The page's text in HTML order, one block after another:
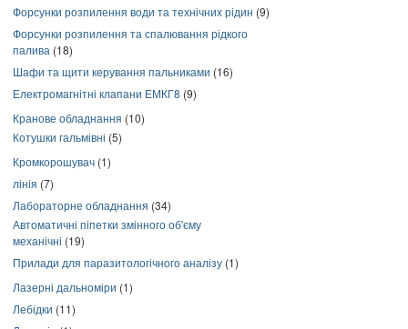
Форсунки розпилення води та технічних рідин (9)
Форсунки розпилення та спалювання рідкого
палива (18)
Шафи та щити керування пальниками (16)
Електромагнітні клапани ЕМКГ8 (9)
Кранове обладнання (10)
Котушки гальмівні (5)
Кромкорошувач (1)
лінія (7)
Лабораторне обладнання (34)
Автоматичні піпетки змінного об'єму
механічні (19)
Прилади для паразитологічного аналізу (1)
Лазерні дальноміри (1)
Лебідки (11)